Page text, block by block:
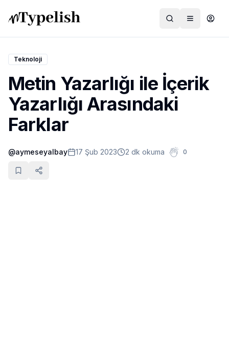
Dünya
Film ve Dizi
Kültür ve Sanat
Sağlık
Siyaset ve Tarih
Teknoloji
Metin Yazarlığı ile İçerik
Yazarlığı Arasındaki
Farklar
@aymeseyalbay 17 Şub 2023 2 dk okuma 0